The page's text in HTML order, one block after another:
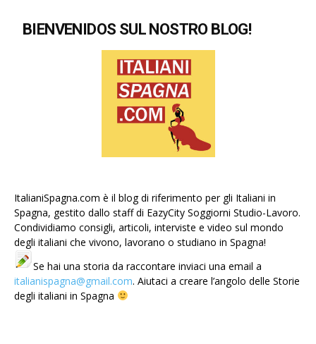
BIENVENIDOS SUL NOSTRO BLOG!
ItalianiSpagna.com è il blog di riferimento per gli Italiani in
Spagna, gestito dallo staff di EazyCity Soggiorni Studio-Lavoro.
Condividiamo consigli, articoli, interviste e video sul mondo
degli italiani che vivono, lavorano o studiano in Spagna!
Se hai una storia da raccontare inviaci una email a
italianispagna@gmail.com. Aiutaci a creare l’angolo delle Storie
degli italiani in Spagna